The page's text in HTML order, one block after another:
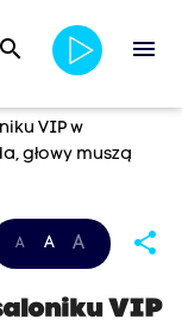
search menu
VIP w
głowy muszą
A A A share
VIP